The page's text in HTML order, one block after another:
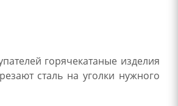
горячекатаные изделия
сталь на уголки нужного